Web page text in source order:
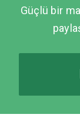
Güçlü bir